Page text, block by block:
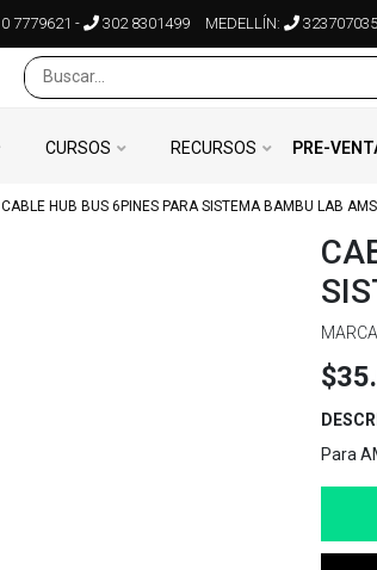
7779621 - 302 8301499 MEDELLÍN:
CURSOS RECURSOS PRE-
CABLE HUB BUS 6PINES PARA SISTEMA BAMBU LAB AMS
Para